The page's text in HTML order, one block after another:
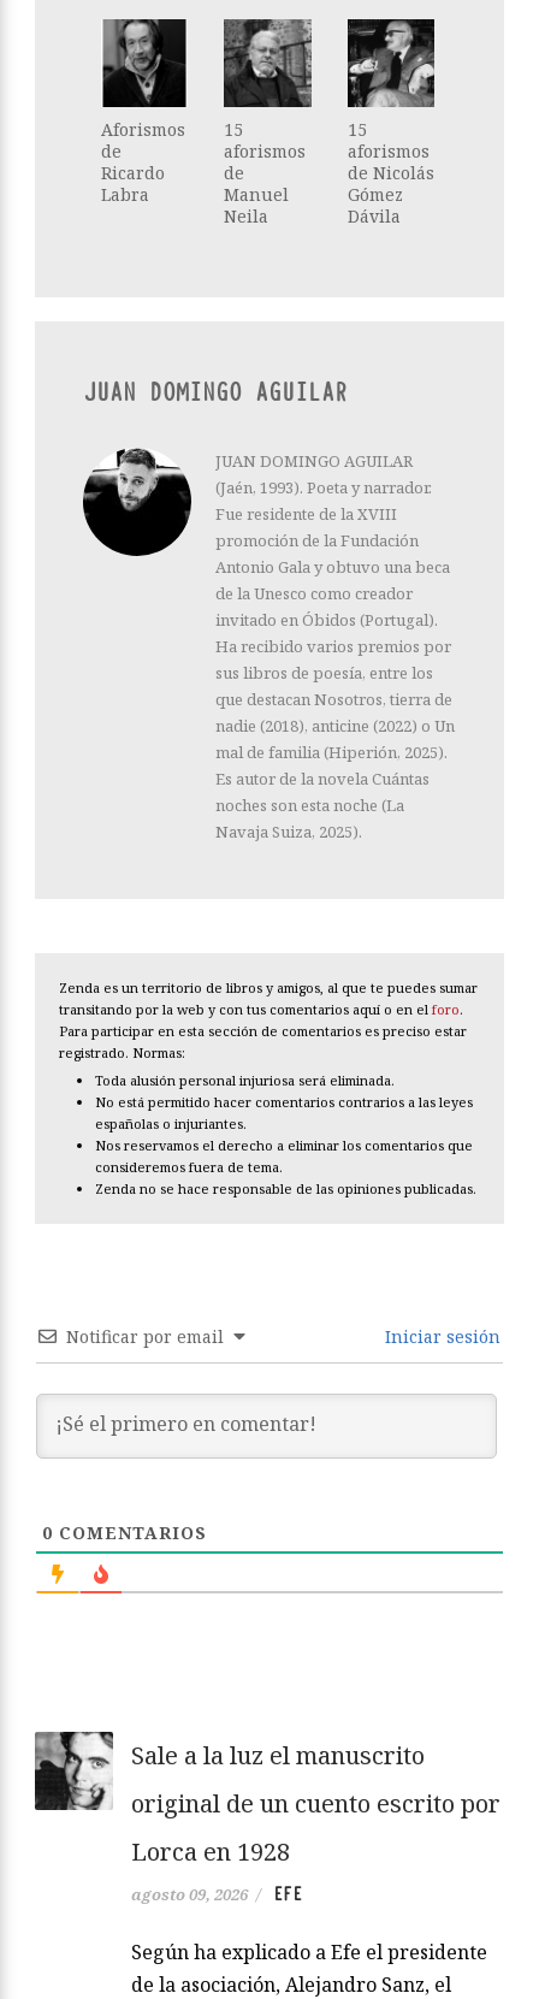
Aforismos
de
Ricardo
Labra
15
aforismos
de
Manuel
Neila
15
aforismos
de Nicolás
Gómez
Dávila
JUAN DOMINGO AGUILAR
JUAN DOMINGO AGUILAR
(Jaén, 1993). Poeta y narrador.
Fue residente de la XVIII
promoción de la Fundación
Antonio Gala y obtuvo una beca
de la Unesco como creador
invitado en Óbidos (Portugal).
Ha recibido varios premios por
sus libros de poesía, entre los
que destacan Nosotros, tierra de
nadie (2018), anticine (2022) o Un
mal de familia (Hiperión, 2025).
Es autor de la novela Cuántas
noches son esta noche (La
Navaja Suiza, 2025).
Zenda es un territorio de libros y amigos, al que te puedes sumar
transitando por la web y con tus comentarios aquí o en el foro.
Para participar en esta sección de comentarios es preciso estar
registrado. Normas:
Toda alusión personal injuriosa será eliminada.
No está permitido hacer comentarios contrarios a las leyes
españolas o injuriantes.
Nos reservamos el derecho a eliminar los comentarios que
consideremos fuera de tema.
Zenda no se hace responsable de las opiniones publicadas.
Notificar por email Iniciar sesión
0 COMENTARIOS
Sale a la luz el manuscrito
original de un cuento escrito por
Lorca en 1928
agosto 09, 2026 / EFE
Según ha explicado a Efe el presidente
de la asociación, Alejandro Sanz, el